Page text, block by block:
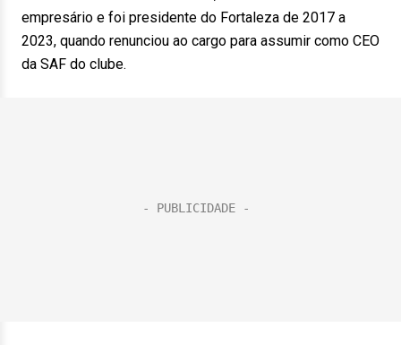
empresário e foi presidente do Fortaleza de 2017 a
2023, quando renunciou ao cargo para assumir como CEO
da SAF do clube.